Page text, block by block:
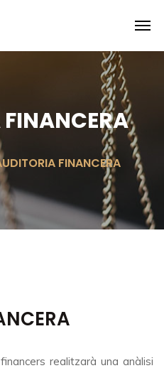
FINANCERA
realitzarà una anàlisi